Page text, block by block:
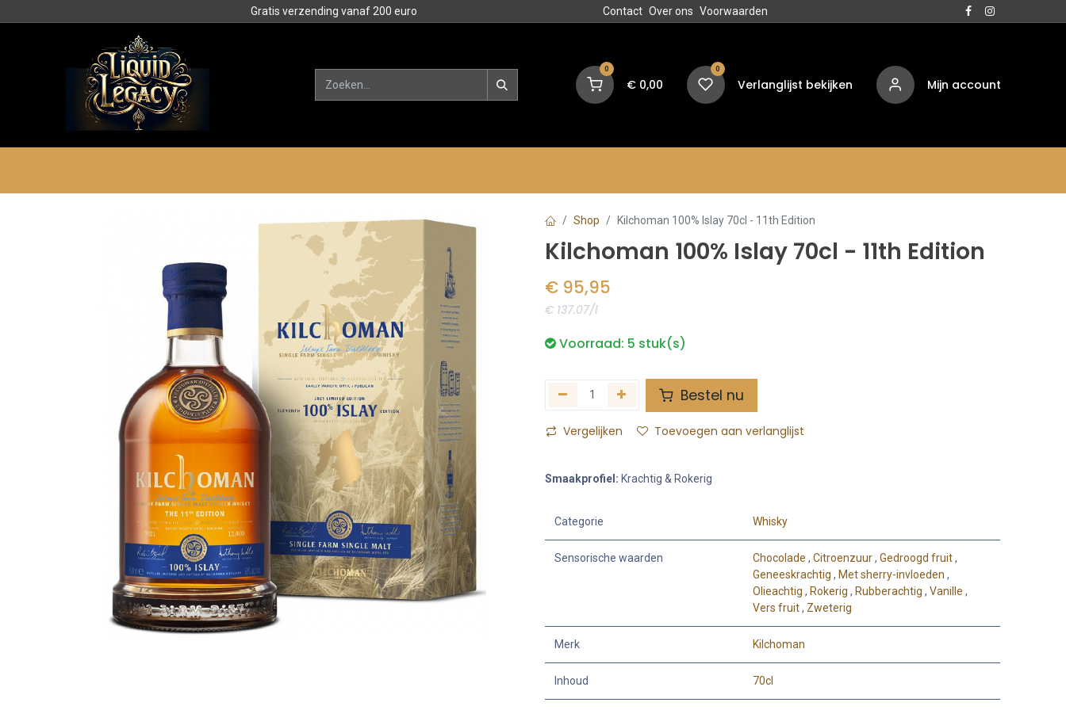
Gratis verzending vanaf 200 euro Contact Over ons Voorwaarden
0
€ 0,00
0
Verlanglijst bekijken Mijn account
Shop Kilchoman 100% Islay 70cl - 11th Edition
Kilchoman 100% Islay 70cl - 11th Edition
€ 95,95
€ 137.07/l
Voorraad: 5 stuk(s)
Bestel nu
Vergelijken Toevoegen aan verlanglijst
Smaakprofiel: Krachtig & Rokerig
Categorie Whisky
Sensorische waarden Chocolade , Citroenzuur, Gedroogd fruit,
Geneeskrachtig , Met sherry-invloeden ,
Olieachtig , Rokerig , Rubberachtig , Vanille ,
Vers fruit, Zweterig
Merk Kilchoman
Inhoud 70cl